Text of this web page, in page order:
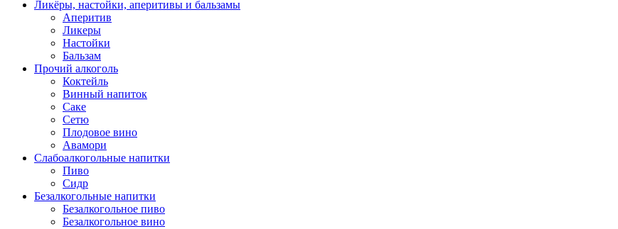
Ликёры, настойки, аперитивы и бальзамы
Аперитив
Ликеры
Настойки
Бальзам
Прочий алкоголь
Коктейль
Винный напиток
Саке
Сетю
Плодовое вино
Авамори
Слабоалкогольные напитки
Пиво
Сидр
Безалкогольные напитки
Безалкогольное пиво
Безалкогольное вино